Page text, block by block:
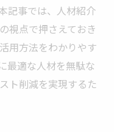
記事では、人材紹介
視点で押さえておき
用方法をわかりやす
最適な人材を無駄な
ト削減を実現するた